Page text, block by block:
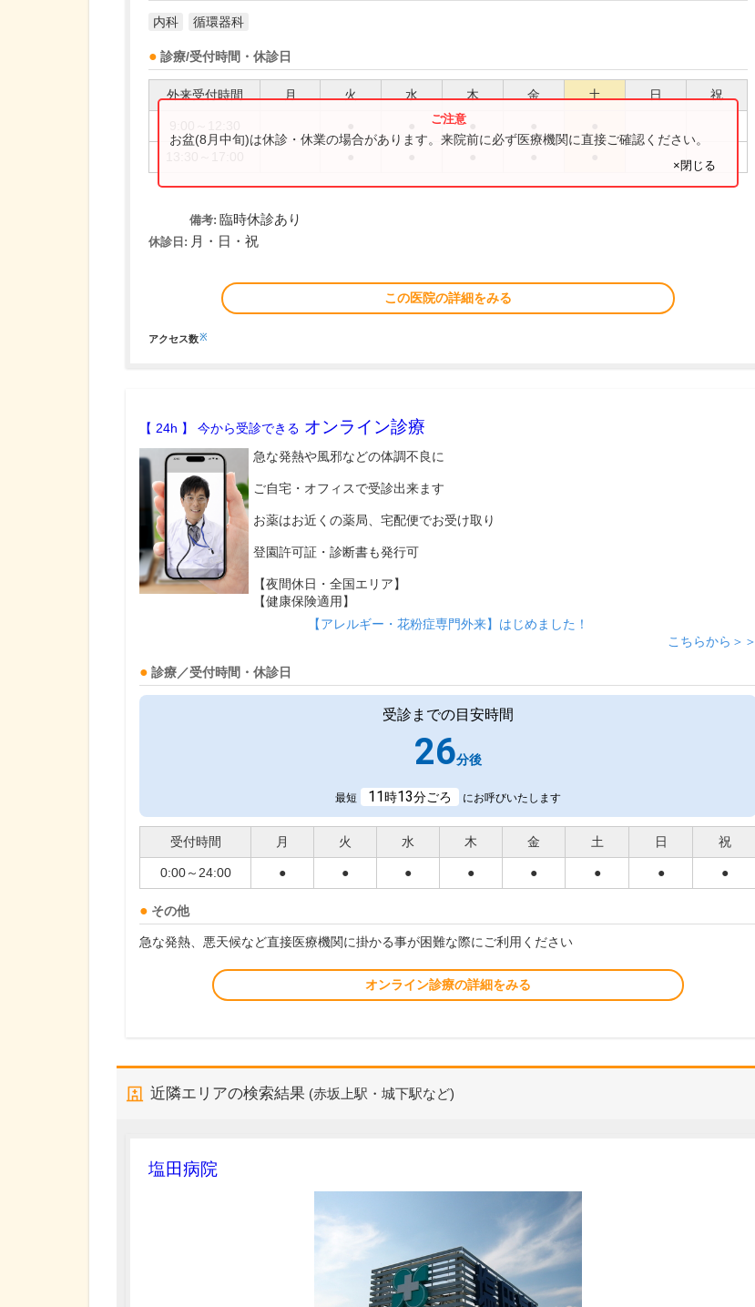
内科 循環器科
診療/受付時間・休診日
外来受付時間 月 火 水 木 金 土 日 祝
お盆(8月中旬)は休診・休業の場合があります。来院前に必ず医療機関に直接ご確認ください。
×閉じる
備考: 臨時休診あり
休診日: 月・日・祝
この医院の詳細をみる
アクセス数※
【 24h 】 今から受診できる オンライン診療
急な発熱や風邪などの体調不良に
ご自宅・オフィスで受診出来ます
お薬はお近くの薬局、宅配便でお受け取り
登園許可証・診断書も発行可
【夜間休日・全国エリア】
【健康保険適用】
【アレルギー・花粉症専門外来】はじめました！
こちらから＞＞
診療／受付時間・休診日
受診までの目安時間
26分後
最短 11時13分ごろ にお呼びいたします
受付時間 月 火 水 木 金 土 日 祝
0:00～24:00 ● ● ● ● ● ● ● ●
その他
急な発熱、悪天候など直接医療機関に掛かる事が困難な際にご利用ください
オンライン診療の詳細をみる
近隣エリアの検索結果 (赤坂上駅・城下駅など)
塩田病院